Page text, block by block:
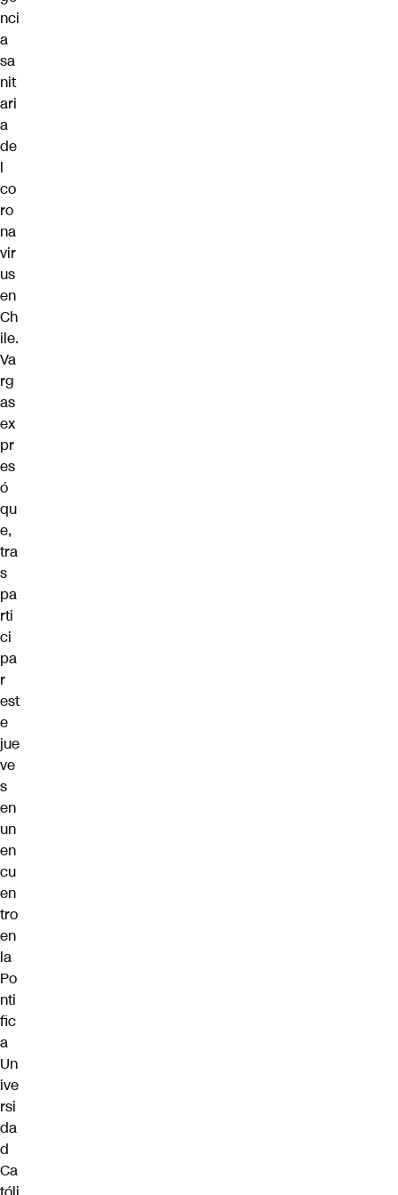
nci
a
sa
nit
ari
a
de
l
co
ro
na
vir
us
en
Ch
ile.
Va
rg
as
ex
pr
es
ó
qu
e,
tra
s
pa
rti
ci
pa
r
est
e
jue
ve
s
en
un
en
cu
en
tro
en
la
Po
nti
fic
a
Un
ive
rsi
da
d
Ca